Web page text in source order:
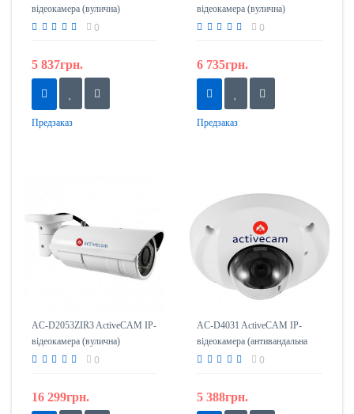
відеокамера (вулична)
0
5 837грн.
Предзаказ
відеокамера (вулична)
0
6 735грн.
Предзаказ
AC-D2053ZIR3 ActiveCAM IP-
відеокамера (вулична)
0
16 299грн.
AC-D4031 ActiveCAM IP-
відеокамера (антивандальна
купольна)
0
5 388грн.